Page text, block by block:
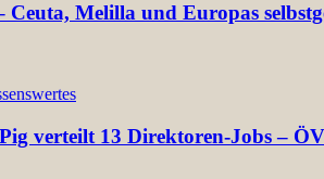
Melilla und Europas
verteilt 13 Direktoren-Jobs –